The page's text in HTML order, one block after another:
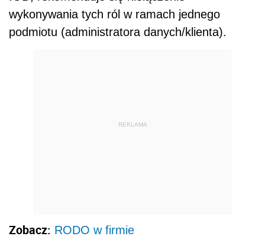
wykonywania tych ról w ramach jednego
podmiotu (administratora danych/klienta).
REKLAMA
Zobacz: RODO w firmie